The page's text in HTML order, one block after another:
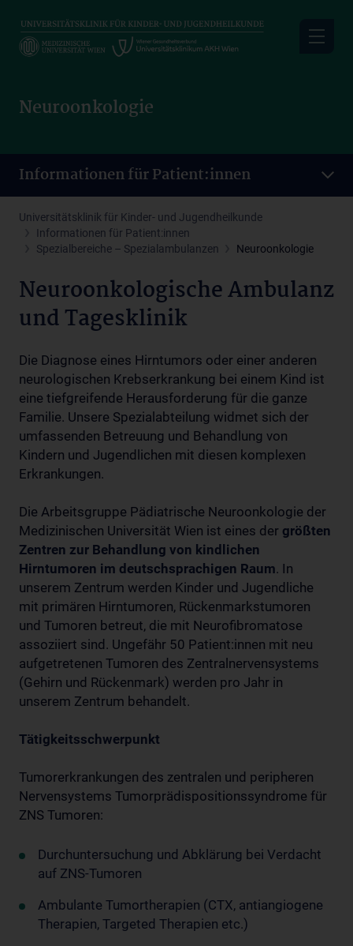
main
Neuroonkologie
Informationen für Patient:innen
Universitätsklinik für Kinder- und Jugendheilkunde
Informationen für Patient:innen
Spezialbereiche – Spezialambulanzen
Neuroonkologie
Neuroonkologische Ambulanz
und Tagesklinik
Die Diagnose eines Hirntumors oder einer anderen
neurologischen Krebserkrankung bei einem Kind ist
eine tiefgreifende Herausforderung für die ganze
Familie. Unsere Spezialabteilung widmet sich der
umfassenden Betreuung und Behandlung von
Kindern und Jugendlichen mit diesen komplexen
Erkrankungen.
Die Arbeitsgruppe Pädiatrische Neuroonkologie der
Medizinischen Universität Wien ist eines der größten
Zentren zur Behandlung von kindlichen
Hirntumoren im deutschsprachigen Raum. In
unserem Zentrum werden Kinder und Jugendliche
mit primären Hirntumoren, Rückenmarkstumoren
und Tumoren betreut, die mit Neurofibromatose
assoziiert sind. Ungefähr 50 Patient:innen mit neu
aufgetretenen Tumoren des Zentralnervensystems
(Gehirn und Rückenmark) werden pro Jahr in
unserem Zentrum behandelt.
Tätigkeitsschwerpunkt
Tumorerkrankungen des zentralen und peripheren
Nervensystems Tumorprädispositionssyndrome für
ZNS Tumoren:
Durchuntersuchung und Abklärung bei Verdacht
auf ZNS-Tumoren
Ambulante Tumortherapien (CTX, antiangiogene
Therapien, Targeted Therapien etc.)